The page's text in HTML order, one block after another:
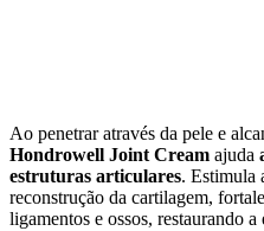
Ao penetrar através da pele e
Hondrowell Joint Cream ajuda
estruturas articulares. Estimula
reconstrução da cartilagem,
ligamentos e ossos, restaurando